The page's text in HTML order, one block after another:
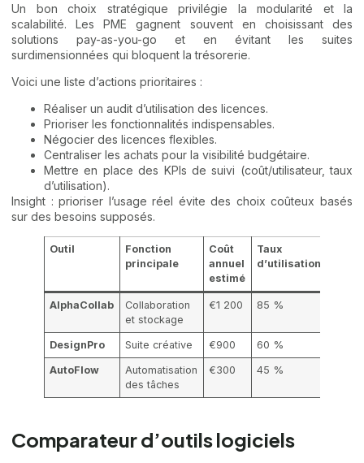
Un bon choix stratégique privilégie la modularité et la
scalabilité. Les PME gagnent souvent en choisissant des
solutions pay-as-you-go et en évitant les suites
surdimensionnées qui bloquent la trésorerie.
Voici une liste d’actions prioritaires :
Réaliser un audit d’utilisation des licences.
Prioriser les fonctionnalités indispensables.
Négocier des licences flexibles.
Centraliser les achats pour la visibilité budgétaire.
Mettre en place des KPIs de suivi (coût/utilisateur, taux
d’utilisation).
Insight : prioriser l’usage réel évite des choix coûteux basés
sur des besoins supposés.
Outil
Fonction
principale
Coût
annuel
estimé
Taux
d’utilisation
AlphaCollab
Collaboration
et stockage
€1 200 85 %
DesignPro Suite créative €900 60 %
AutoFlow
Automatisation
des tâches
€300 45 %
Comparateur d’outils logiciels